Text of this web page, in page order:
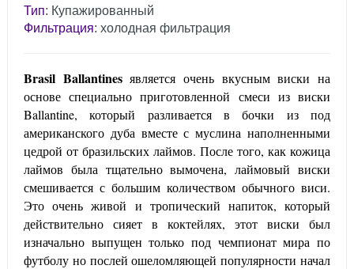
Тип: Купажированный
Фильтрация: холодная фильтрация
Brasil Ballantinesявляется очень вкусным виски на
основе специально приготовленной смеси из виски
Ballantine, который разливается в бочки из под
американского дуба вместе с муслина наполненными
цедрой от бразильских лаймов. После того, как кожица
лаймов была тщательно вымочена, лаймовый виски
смешивается с большим количеством обычного виси.
Это очень живой и тропический напиток, который
действительно сияет в коктейлях, этот виски был
изначально выпущен только под чемпионат мира по
футболу но послей ошеломляющей популярности начал